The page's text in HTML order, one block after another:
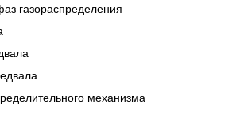
газораспределения
механизма